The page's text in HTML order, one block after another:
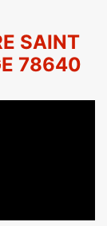
SAINT
78640